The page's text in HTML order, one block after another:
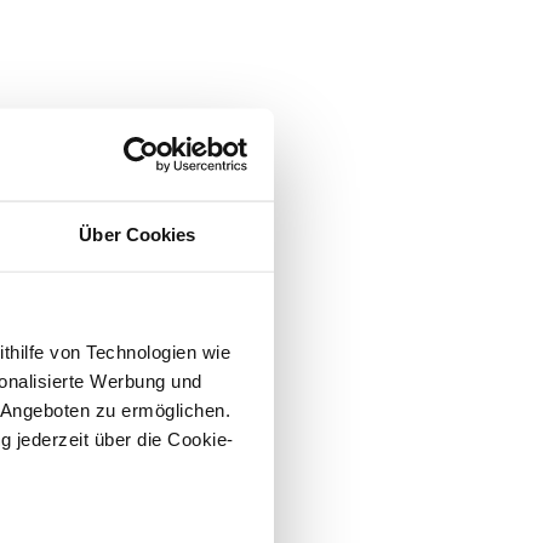
Über Cookies
von Technologien wie
Werbung und
zu ermöglichen.
jederzeit über die Cookie-